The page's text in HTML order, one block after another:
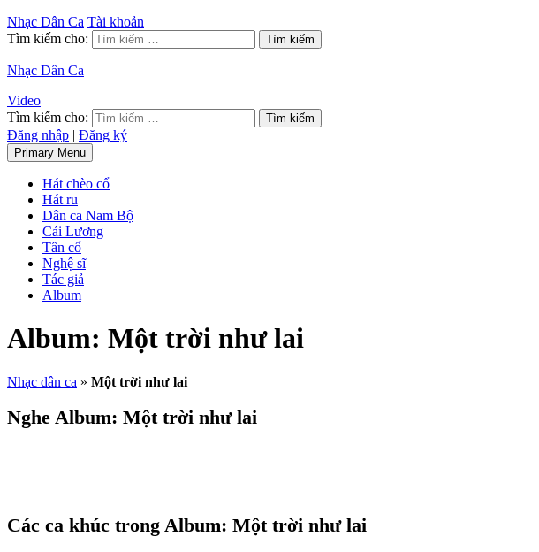
Nhạc Dân Ca Tài khoản
Tìm kiếm cho:
Nhạc Dân Ca
Video
Tìm kiếm cho:
Đăng nhập | Đăng ký
Primary Menu
Hát chèo cổ
Hát ru
Dân ca Nam Bộ
Cải Lương
Tân cổ
Nghệ sĩ
Tác giả
Album
Album: Một trời như lai
Nhạc dân ca » Một trời như lai
Nghe Album: Một trời như lai
Các ca khúc trong Album: Một trời như lai